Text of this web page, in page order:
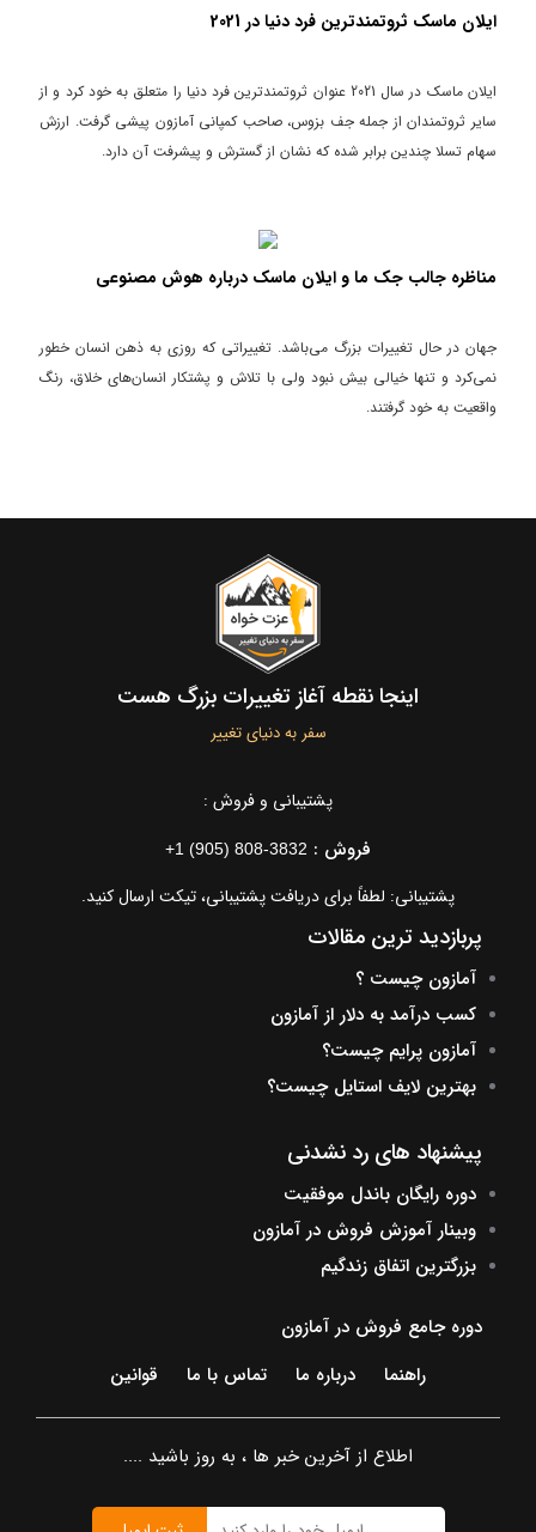
ایلان ماسک ثروتمندترین فرد دنیا در 2021
ایلان ماسک در سال 2021 عنوان ثروتمندترین فرد دنیا را متعلق به خود کرد و از
سایر ثروتمندان از جمله جف بزوس، صاحب کمپانی آمازون پیشی گرفت. ارزش
سهام تسلا چندین برابر شده که نشان از گسترش و پیشرفت آن دارد.
مناظره جالب جک ما و ایلان ماسک درباره هوش مصنوعی
جهان در حال تغییرات بزرگ می‌باشد. تغییراتی که روزی به ذهن انسان خطور
نمی‌کرد و تنها خیالی بیش نبود ولی با تلاش و پشتکار انسان‌های خلاق، رنگ
واقعیت به خود گرفتند.
اینجا نقطه آغاز تغییرات بزرگ هست
سفر به دنیای تغییر
پشتیبانی و فروش :
فروش : +1 (905) 808-3832
پشتیبانی: لطفاً برای دریافت پشتیبانی، تیکت ارسال کنید.
پربازدید ترین مقالات
آمازون چیست ؟
کسب درآمد به دلار از آمازون
آمازون پرایم چیست؟
بهترین لایف استایل چیست؟
پیشنهاد های رد نشدنی
دوره رایگان باندل موفقیت
وبینار آموزش فروش در آمازون
بزرگترین اتفاق زندگیم
دوره جامع فروش در آمازون
راهنما
درباره ما تماس با ما قوانین
اطلاع از آخرین خبر ها ، به روز باشید ....